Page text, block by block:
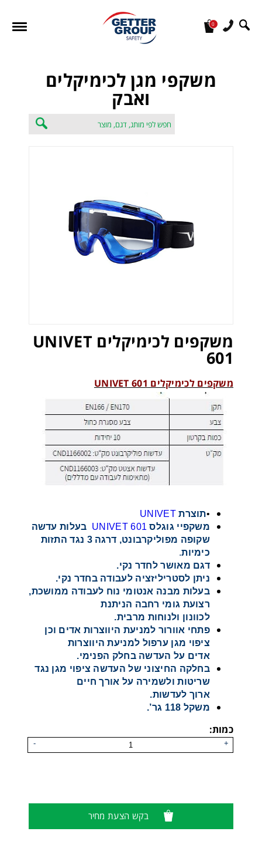
0
משקפי מגן לכימיקלים
ואבק
משקפים לכימיקלים UNIVET
601
משקפים לכימיקלים UNIVET 601
•תוצרת UNIVET
משקפיי גוגלס UNIVET 601 בעלות עדשה
שקופה מפוליקרבונט, דרגה 3 נגד התזות
כימיות.
דגם מאושר לחדר נקי.
ניתן לסטריליזציה לעבודה בחדר נקי.
בעלות מבנה אנטומי נוח לעבודה ממושכת,
רצועת גומי רחבה הניתנת
לכוונון ולנוחות מרבית.
פתחי אוורור למניעת היווצרות אדים וכן
ציפוי מגן ערפול למניעת היווצרות
אדים על העדשה בחלק הפנימי.
בחלקה החיצוני של העדשה ציפוי מגן נגד
שריטות ולשמירה על אורך חיים
ארוך לעדשות.
משקל 118 גר’.
כמות:
+
-
בקש הצעת מחיר